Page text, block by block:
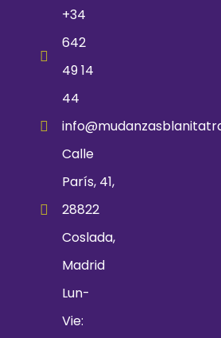
+34
642
49 14
44
Calle
París, 41,
28822
Coslada,
Madrid
Lun-
Vie: